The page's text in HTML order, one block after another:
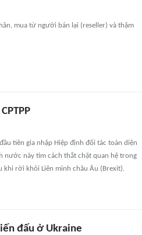
mua từ người bán lại (reseller) và thậm
tiên gia nhập Hiệp định đối tác toàn diện
nước này tìm cách thắt chặt quan hệ trong
khi rời khỏi Liên minh châu Âu (Brexit).
đấu ở Ukraine